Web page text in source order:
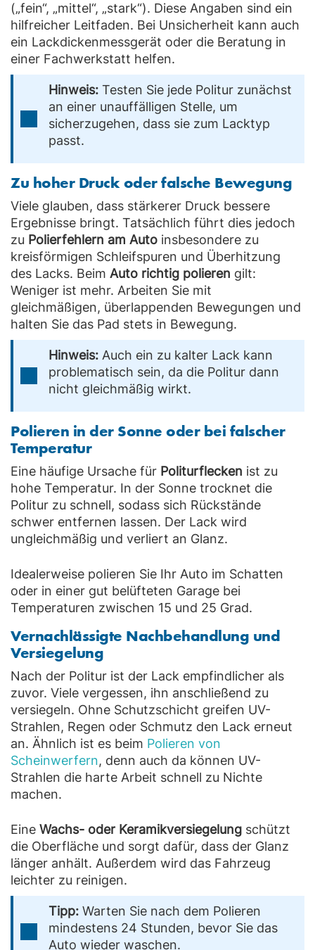
(„fein“, „mittel“, „stark“). Diese Angaben sind ein
hilfreicher Leitfaden. Bei Unsicherheit kann auch
ein Lackdickenmessgerät oder die Beratung in
einer Fachwerkstatt helfen.
Hinweis: Testen Sie jede Politur zunächst
an einer unauffälligen Stelle, um
sicherzugehen, dass sie zum Lacktyp
passt.
Zu hoher Druck oder falsche Bewegung
Viele glauben, dass stärkerer Druck bessere
Ergebnisse bringt. Tatsächlich führt dies jedoch
zu Polierfehlern am Auto insbesondere zu
kreisförmigen Schleifspuren und Überhitzung
des Lacks. Beim Auto richtig polieren gilt:
Weniger ist mehr. Arbeiten Sie mit
gleichmäßigen, überlappenden Bewegungen und
halten Sie das Pad stets in Bewegung.
Hinweis: Auch ein zu kalter Lack kann
problematisch sein, da die Politur dann
nicht gleichmäßig wirkt.
Polieren in der Sonne oder bei falscher
Temperatur
Eine häufige Ursache für Politurflecken ist zu
hohe Temperatur. In der Sonne trocknet die
Politur zu schnell, sodass sich Rückstände
schwer entfernen lassen. Der Lack wird
ungleichmäßig und verliert an Glanz.
Idealerweise polieren Sie Ihr Auto im Schatten
oder in einer gut belüfteten Garage bei
Temperaturen zwischen 15 und 25 Grad.
Vernachlässigte Nachbehandlung und
Versiegelung
Nach der Politur ist der Lack empfindlicher als
zuvor. Viele vergessen, ihn anschließend zu
versiegeln. Ohne Schutzschicht greifen UV-
Strahlen, Regen oder Schmutz den Lack erneut
an. Ähnlich ist es beim Polieren von
Scheinwerfern, denn auch da können UV-
Strahlen die harte Arbeit schnell zu Nichte
machen.
Eine Wachs- oder Keramikversiegelung schützt
die Oberfläche und sorgt dafür, dass der Glanz
länger anhält. Außerdem wird das Fahrzeug
leichter zu reinigen.
Tipp: Warten Sie nach dem Polieren
mindestens 24 Stunden, bevor Sie das
Auto wieder waschen.